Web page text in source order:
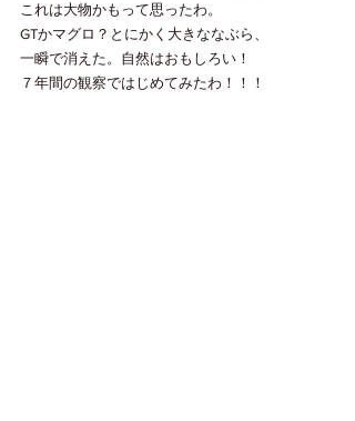
これは大物かもって思ったわ。
GTかマグロ？とにかく大きななぶら、
一瞬で消えた。自然はおもしろい！
７年間の観察ではじめてみたわ！！！